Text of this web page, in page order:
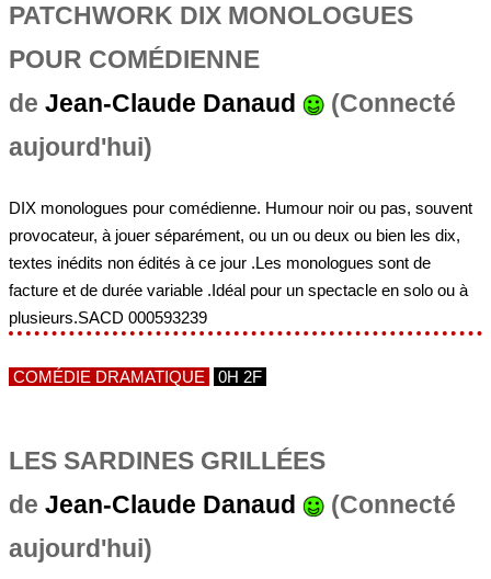
PATCHWORK DIX MONOLOGUES
POUR COMÉDIENNE
de Jean-Claude Danaud
(Connecté
aujourd'hui)
DIX monologues pour comédienne. Humour noir ou pas, souvent
provocateur, à jouer séparément, ou un ou deux ou bien les dix,
textes inédits non édités à ce jour .Les monologues sont de
facture et de durée variable .Idéal pour un spectacle en solo ou à
plusieurs.SACD 000593239
COMÉDIE DRAMATIQUE 0H 2F
LES SARDINES GRILLÉES
de Jean-Claude Danaud
(Connecté
aujourd'hui)